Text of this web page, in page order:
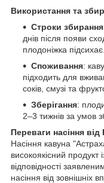
Використання та
Строки збирання
днів після появи
плодоніжка підсихає.
Споживання:
підходить для
соків, смузі та
Зберігання:
2–3 тижнів за умов
Переваги насіння від
Насіння кавуна
високоякісний продукт
відповідності
насіння від зовнішніх